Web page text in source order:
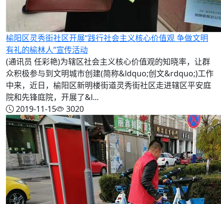
榆阳区灵秀街社区开展“践行社会主义核心价值观 争做文明
有礼的榆林人”宣传活动
(通讯员 任彩艳)为辖区社会主义核心价值观的知晓率，让群
众积极参与到文明城市创建(简称&ldquo;创文&rdquo;)工作
中来，近日，榆阳区新明楼街道灵秀街社区走进辖区平安庭
院和先锋庭院，开展了&l...
2019-11-15
3020